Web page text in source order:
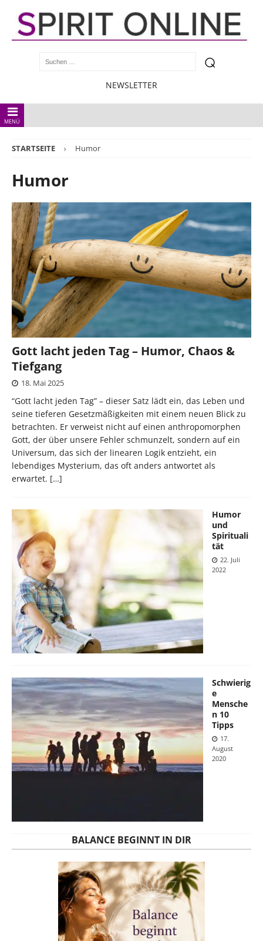
NEWSLETTER
MENÜ
STARTSEITE Humor
Humor
Gott lacht jeden Tag – Humor, Chaos &
Tiefgang
18. Mai 2025
“Gott lacht jeden Tag” – dieser Satz lädt ein, das Leben und
seine tieferen Gesetzmäßigkeiten mit einem neuen Blick zu
betrachten. Er verweist nicht auf einen anthropomorphen
Gott, der über unsere Fehler schmunzelt, sondern auf ein
Universum, das sich der linearen Logik entzieht, ein
lebendiges Mysterium, das oft anders antwortet als
erwartet. […]
Humor
und
Spirituali
tät
22. Juli
2022
Schwierig
e
Mensche
n 10
Tipps
17.
August
2020
BALANCE BEGINNT IN DIR